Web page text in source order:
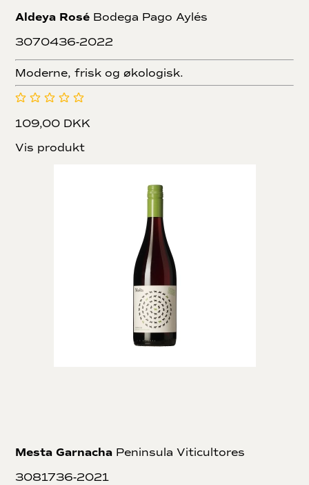
Aldeya Rosé Bodega Pago Aylés
3070436-2022
Moderne, frisk og økologisk.
109,00 DKK
Vis produkt
Mesta Garnacha Peninsula Viticultores
3081736-2021